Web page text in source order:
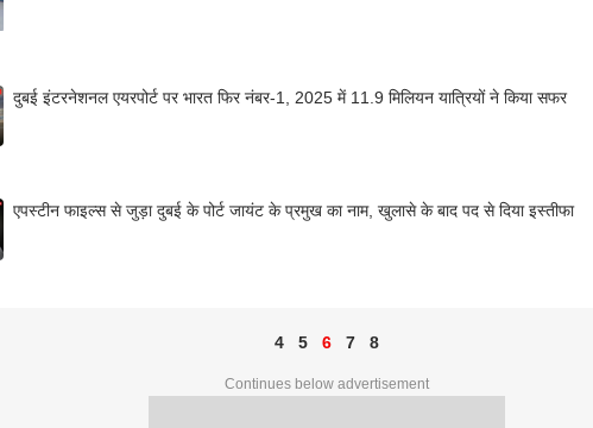
दुबई इंटरनेशनल एयरपोर्ट पर भारत फिर नंबर-1, 2025 में 11.9 मिलियन यात्रियों ने किया सफर
एपस्टीन फाइल्स से जुड़ा दुबई के पोर्ट जायंट के प्रमुख का नाम, खुलासे के बाद पद से दिया इस्तीफा
4 5 6 7 8
Continues below advertisement